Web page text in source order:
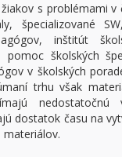
s problémami v
špecializované
inštitút
školských
v školských
trhu však
nedostatočnú
dostatok času na
materiálov.